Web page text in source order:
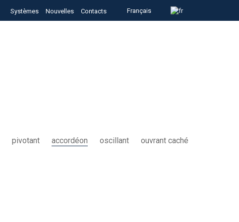
Systèmes Nouvelles Contacts Français
pivotant accordéon oscillant ouvrant caché